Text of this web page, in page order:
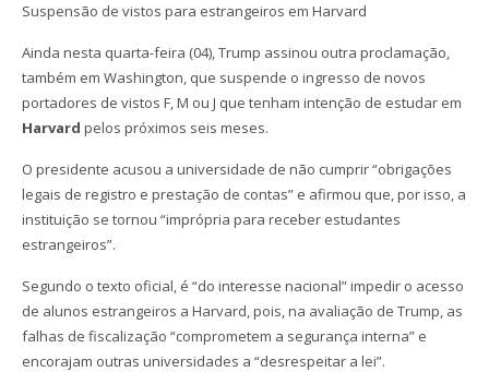
Suspensão de vistos para estrangeiros em Harvard
Ainda nesta quarta-feira (04), Trump assinou outra proclamação,
também em Washington, que suspende o ingresso de novos
portadores de vistos F, M ou J que tenham intenção de estudar em
Harvard pelos próximos seis meses.
O presidente acusou a universidade de não cumprir “obrigações
legais de registro e prestação de contas” e afirmou que, por isso, a
instituição se tornou “imprópria para receber estudantes
estrangeiros”.
Segundo o texto oficial, é “do interesse nacional” impedir o acesso
de alunos estrangeiros a Harvard, pois, na avaliação de Trump, as
falhas de fiscalização “comprometem a segurança interna” e
encorajam outras universidades a “desrespeitar a lei”.